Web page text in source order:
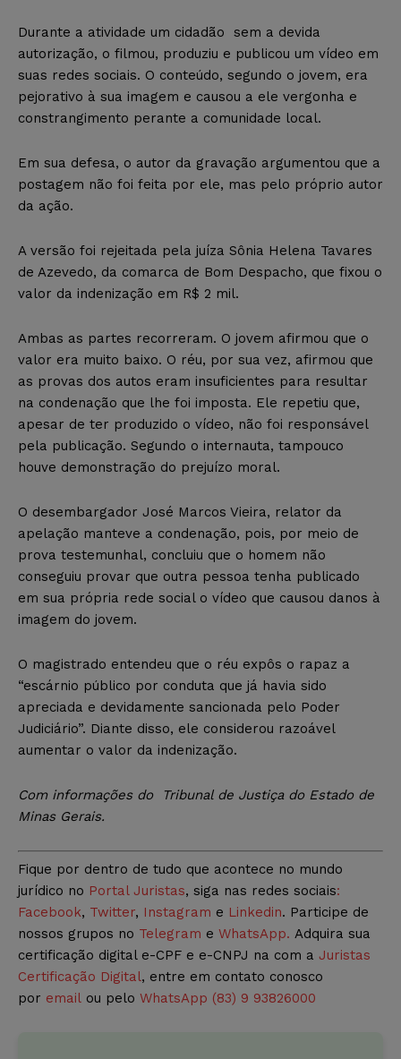
Durante a atividade um cidadão sem a devida
autorização, o filmou, produziu e publicou um vídeo em
suas redes sociais. O conteúdo, segundo o jovem, era
pejorativo à sua imagem e causou a ele vergonha e
constrangimento perante a comunidade local.
Em sua defesa, o autor da gravação argumentou que a
postagem não foi feita por ele, mas pelo próprio autor
da ação.
A versão foi rejeitada pela juíza Sônia Helena Tavares
de Azevedo, da comarca de Bom Despacho, que fixou o
valor da indenização em R$ 2 mil.
Ambas as partes recorreram. O jovem afirmou que o
valor era muito baixo. O réu, por sua vez, afirmou que
as provas dos autos eram insuficientes para resultar
na condenação que lhe foi imposta. Ele repetiu que,
apesar de ter produzido o vídeo, não foi responsável
pela publicação. Segundo o internauta, tampouco
houve demonstração do prejuízo moral.
O desembargador José Marcos Vieira, relator da
apelação manteve a condenação, pois, por meio de
prova testemunhal, concluiu que o homem não
conseguiu provar que outra pessoa tenha publicado
em sua própria rede social o vídeo que causou danos à
imagem do jovem.
O magistrado entendeu que o réu expôs o rapaz a
“escárnio público por conduta que já havia sido
apreciada e devidamente sancionada pelo Poder
Judiciário”. Diante disso, ele considerou razoável
aumentar o valor da indenização.
Com informações do Tribunal de Justiça do Estado de
Minas Gerais.
Fique por dentro de tudo que acontece no mundo
jurídico no Portal Juristas, siga nas redes sociais:
Facebook, Twitter, Instagram e Linkedin. Participe de
nossos grupos no Telegram e WhatsApp. Adquira sua
certificação digital e-CPF e e-CNPJ na com a Juristas
Certificação Digital, entre em contato conosco
por email ou pelo WhatsApp (83) 9 93826000